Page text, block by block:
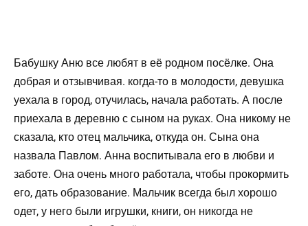
Бабушку Аню все любят в её родном посёлке. Она
добрая и отзывчивая. когда-то в молодости, девушка
уехала в город, отучилась, начала работать. А после
приехала в деревню с сыном на руках. Она никому не
сказала, кто отец мальчика, откуда он. Сына она
назвала Павлом. Анна воспитывала его в любви и
заботе. Она очень много работала, чтобы прокормить
его, дать образование. Мальчик всегда был хорошо
одет, у него были игрушки, книги, он никогда не